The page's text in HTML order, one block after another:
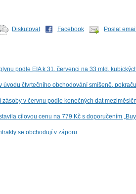
Diskutovat Facebook Poslat
podle EIA k 31. červenci na 33 mld.
úvodu čtvrtečního obchodování smíšeně,
zásoby v červnu podle konečných dat
cílovou cenu na 779 Kč s doporučením
se obchodují v záporu